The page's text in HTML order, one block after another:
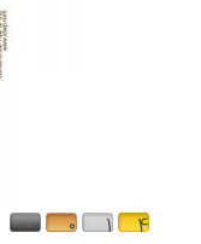
۴ ۱ ۰ ۰